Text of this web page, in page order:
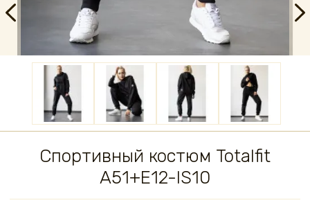
Спортивный костюм Totalfit
A51+E12-IS10